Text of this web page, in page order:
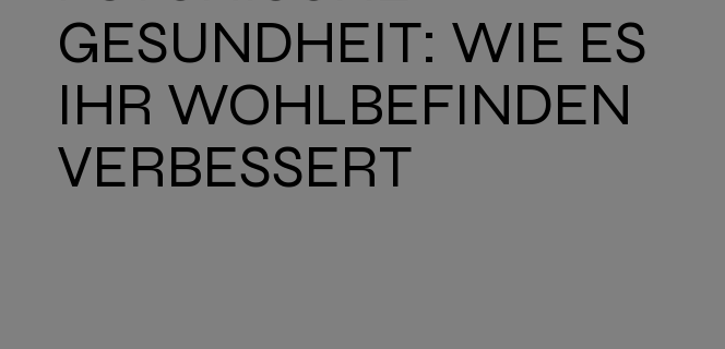
GESUNDHEIT: WIE ES
IHR WOHLBEFINDEN
VERBESSERT